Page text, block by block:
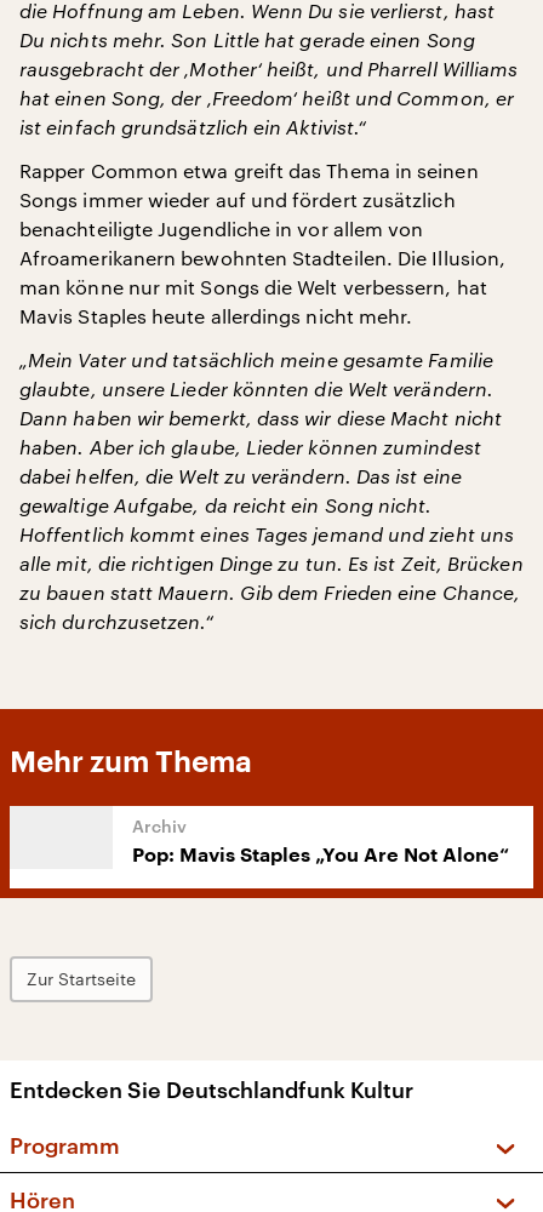
die Hoffnung am Leben. Wenn Du sie verlierst, hast
Du nichts mehr. Son Little hat gerade einen Song
rausgebracht der ‚Mother‘ heißt, und Pharrell Williams
hat einen Song, der ‚Freedom‘ heißt und Common, er
ist einfach grundsätzlich ein Aktivist.“
Rapper Common etwa greift das Thema in seinen
Songs immer wieder auf und fördert zusätzlich
benachteiligte Jugendliche in vor allem von
Afroamerikanern bewohnten Stadteilen. Die Illusion,
man könne nur mit Songs die Welt verbessern, hat
Mavis Staples heute allerdings nicht mehr.
„Mein Vater und tatsächlich meine gesamte Familie
glaubte, unsere Lieder könnten die Welt verändern.
Dann haben wir bemerkt, dass wir diese Macht nicht
haben. Aber ich glaube, Lieder können zumindest
dabei helfen, die Welt zu verändern. Das ist eine
gewaltige Aufgabe, da reicht ein Song nicht.
Hoffentlich kommt eines Tages jemand und zieht uns
alle mit, die richtigen Dinge zu tun. Es ist Zeit, Brücken
zu bauen statt Mauern. Gib dem Frieden eine Chance,
sich durchzusetzen.“
Mehr zum Thema
Pop: Mavis Staples „You Are Not Alone“
Zur Startseite
Entdecken Sie Deutschlandfunk Kultur
Programm
Hören